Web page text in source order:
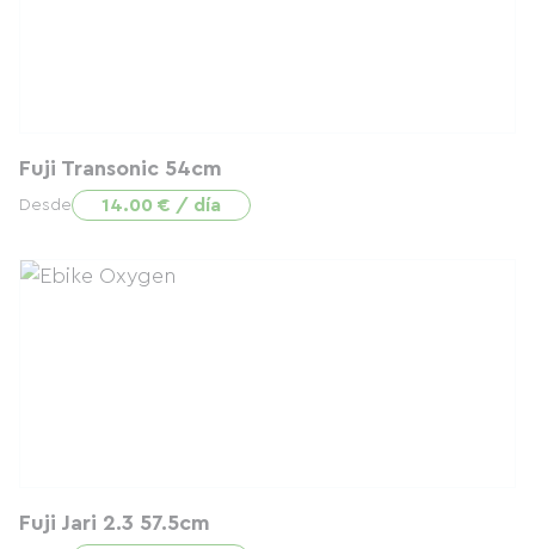
Fuji Transonic 54cm
Desde 14.00 € / día
Fuji Jari 2.3 57.5cm